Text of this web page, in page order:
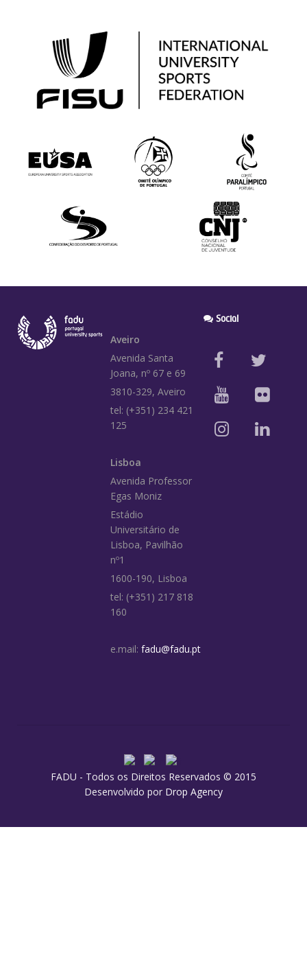
Aveiro
Avenida Santa
Joana, nº 67 e 69
3810-329, Aveiro
tel: (+351) 234 421
125
Lisboa
Avenida Professor
Egas Moniz
Estádio
Universitário de
Lisboa, Pavilhão
nº1
1600-190, Lisboa
tel: (+351) 217 818
160
e.mail: fadu@fadu.pt
Social
FADU - Todos os Direitos Reservados © 2015
Desenvolvido por Drop Agency